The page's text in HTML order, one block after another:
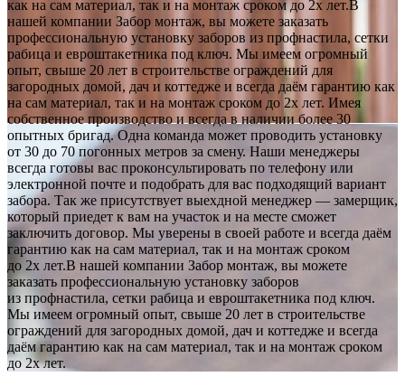
как на сам материал, так и на монтаж сроком до 2х лет.В
нашей компании Забор монтаж, вы можете заказать
профессиональную установку заборов из профнастила, сетки
рабица и евроштакетника под ключ. Мы имеем огромный
опыт, свыше 20 лет в строительстве ограждений для
загородных домой, дач и коттедже и всегда даём гарантию как
на сам материал, так и на монтаж сроком до 2х лет. Имея
собственное производство и всегда в наличии более 30
опытных бригад. Одна команда может проводить установку
от 30 до 70 погонных метров за смену. Наши менеджеры
всегда готовы вас проконсультировать по телефону или
электронной почте и подобрать для вас подходящий вариант
забора. Так же присутствует выехдной менеджер — замерщик,
который приедет к вам на участок и на месте сможет
заключить договор. Мы уверены в своей работе и всегда даём
гарантию как на сам материал, так и на монтаж сроком
до 2х лет.В нашей компании Забор монтаж, вы можете
заказать профессиональную установку заборов
из профнастила, сетки рабица и евроштакетника под ключ.
Мы имеем огромный опыт, свыше 20 лет в строительстве
ограждений для загородных домой, дач и коттедже и всегда
даём гарантию как на сам материал, так и на монтаж сроком
до 2х лет.